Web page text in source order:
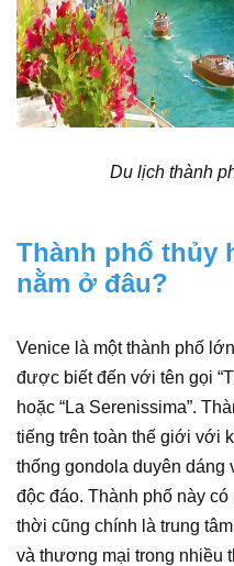
Du lịch thành
Thành phố thủy
nằm ở đâu?
Venice là một thành phố
được biết đến với tên gọi
hoặc “La Serenissima”.
tiếng trên toàn thế giới với
thống gondola duyên
độc đáo. Thành phố này
thời cũng chính là trung
và thương mại trong nhiều